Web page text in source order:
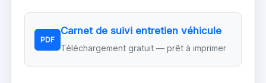
PDF
Carnet de suivi entretien véhicule
Téléchargement gratuit — prêt à imprimer